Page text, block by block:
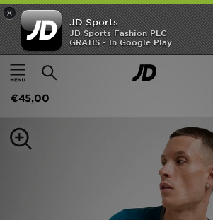
×
JD Sports
JD Sports Fashion PLC
GRATIS - In Google Play
Thuis
Heren Herenkleding Sportkleding
Reprimo Flight T-Shirt
€45,00
Home
Offers
Dames